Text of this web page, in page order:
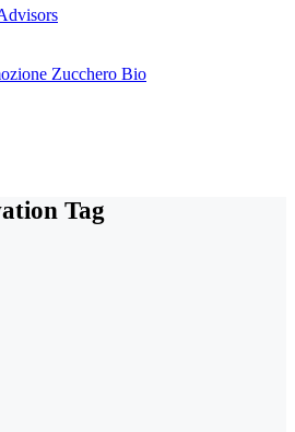
Zucchero Bio
Tag